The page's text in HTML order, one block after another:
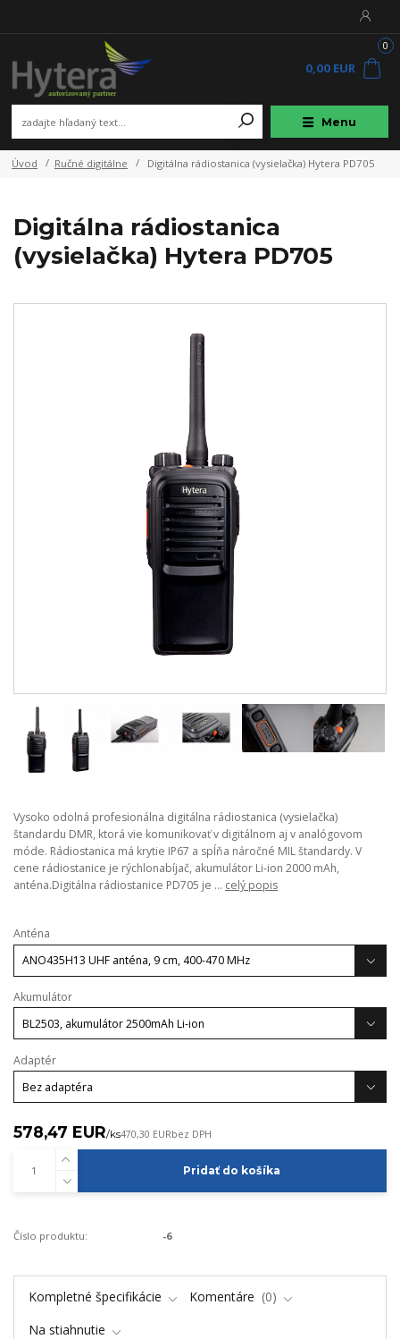
Menu
0
0,00 EUR
Úvod Ručné digitálne Digitálna rádiostanica (vysielačka) Hytera PD705
Digitálna rádiostanica
(vysielačka) Hytera PD705
Vysoko odolná profesionálna digitálna rádiostanica (vysielačka)
štandardu DMR, ktorá vie komunikovať v digitálnom aj v analógovom
móde. Rádiostanica má krytie IP67 a spĺňa náročné MIL štandardy. V
cene rádiostanice je rýchlonabíjač, akumulátor Li-ion 2000 mAh,
anténa.Digitálna rádiostanice PD705 je ... celý popis
Anténa
Akumulátor
Adaptér
578,47 EUR/ks470,30 EURbez DPH
Pridať do košíka
Číslo produktu: -6
Kompletné špecifikácie Komentáre
0
Na stiahnutie